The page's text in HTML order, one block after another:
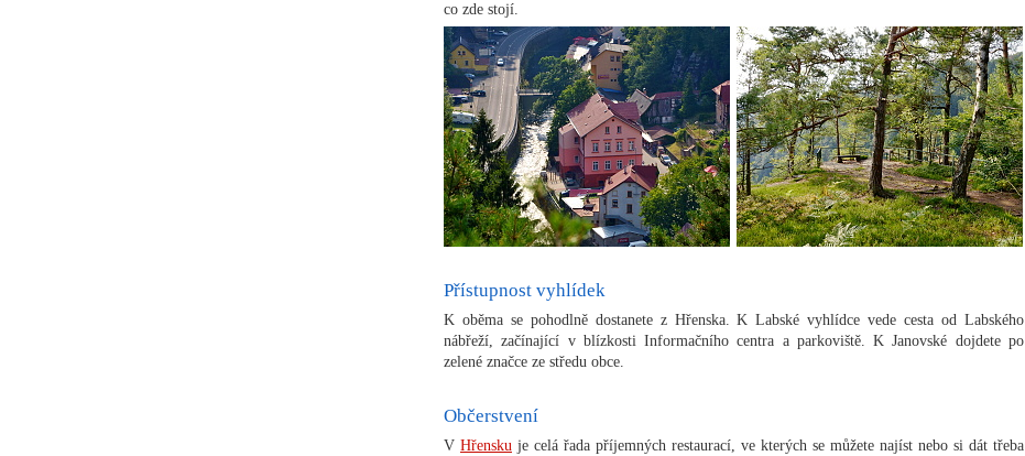
co zde stojí.
Přístupnost vyhlídek
K oběma se pohodlně dostanete z Hřenska. K Labské vyhlídce vede cesta od Labského
nábřeží, začínající v blízkosti Informačního centra a parkoviště. K Janovské dojdete po
zelené značce ze středu obce.
Občerstvení
V Hřensku je celá řada příjemných restaurací, ve kterých se můžete najíst nebo si dát třeba